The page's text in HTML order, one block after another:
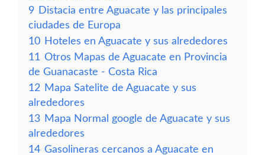
9 Distacia entre Aguacate y las principales
ciudades de Europa
10 Hoteles en Aguacate y sus alrededores
11 Otros Mapas de Aguacate en Provincia
de Guanacaste - Costa Rica
12 Mapa Satelite de Aguacate y sus
alrededores
13 Mapa Normal google de Aguacate y sus
alrededores
14 Gasolineras cercanos a Aguacate en